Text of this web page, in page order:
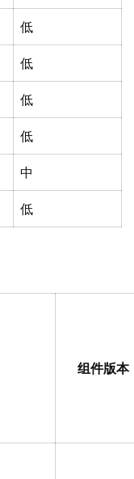
低
低
低
低
中
低
组件版本